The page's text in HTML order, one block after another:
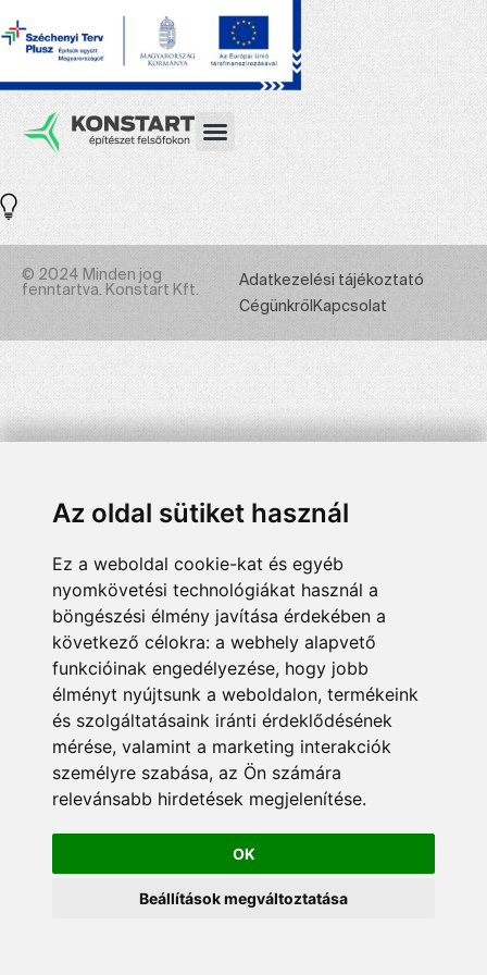
Az oldal sütiket használ
Ez a weboldal cookie-kat és egyéb
nyomkövetési technológiákat használ a
böngészési élmény javítása érdekében a
következő célokra: a webhely alapvető
funkcióinak engedélyezése, hogy jobb
élményt nyújtsunk a weboldalon, termékeink
és szolgáltatásaink iránti érdeklődésének
mérése, valamint a marketing interakciók
személyre szabása, az Ön számára
relevánsabb hirdetések megjelenítése.
OK
Beállítások megváltoztatása
© 2024 Minden jog
fenntartva. Konstart Kft.
Adatkezelési tájékoztató
CégünkrőlKapcsolat